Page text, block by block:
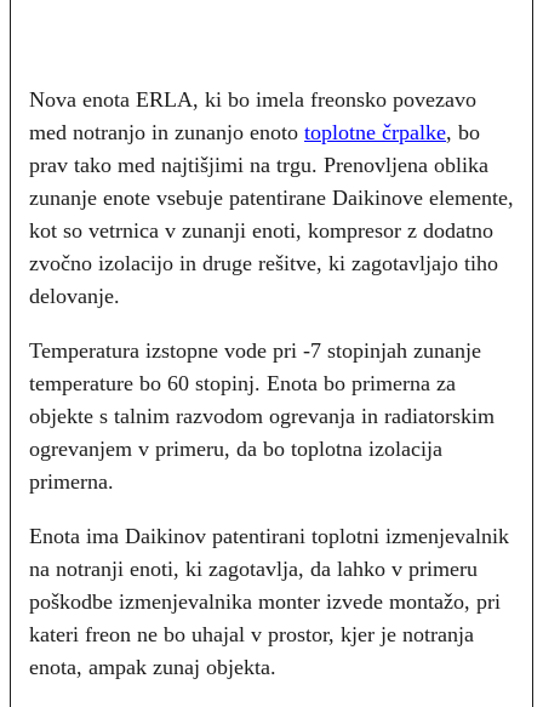
Nova enota ERLA, ki bo imela freonsko povezavo
med notranjo in zunanjo enoto toplotne črpalke, bo
prav tako med najtišjimi na trgu. Prenovljena oblika
zunanje enote vsebuje patentirane Daikinove elemente,
kot so vetrnica v zunanji enoti, kompresor z dodatno
zvočno izolacijo in druge rešitve, ki zagotavljajo tiho
delovanje.
Temperatura izstopne vode pri -7 stopinjah zunanje
temperature bo 60 stopinj. Enota bo primerna za
objekte s talnim razvodom ogrevanja in radiatorskim
ogrevanjem v primeru, da bo toplotna izolacija
primerna.
Enota ima Daikinov patentirani toplotni izmenjevalnik
na notranji enoti, ki zagotavlja, da lahko v primeru
poškodbe izmenjevalnika monter izvede montažo, pri
kateri freon ne bo uhajal v prostor, kjer je notranja
enota, ampak zunaj objekta.